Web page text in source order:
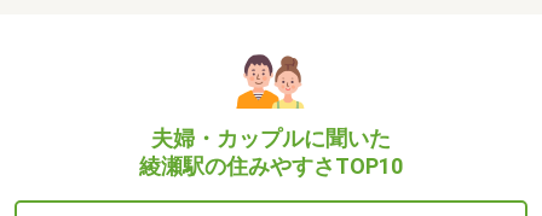
夫婦・カップルに聞いた
綾瀬駅の住みやすさTOP10